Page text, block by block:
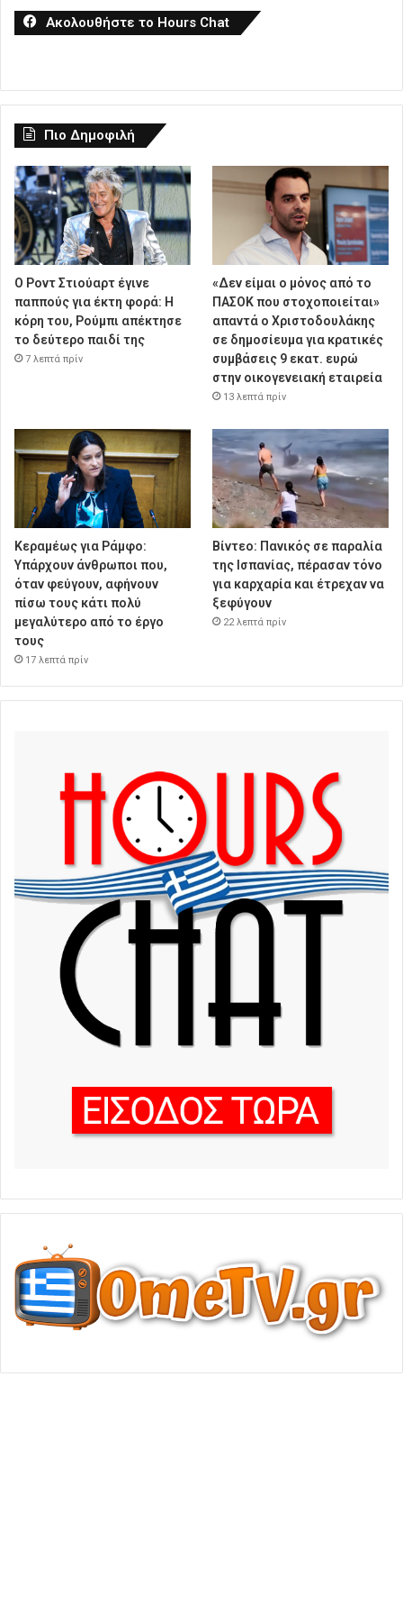
Ακολουθήστε το Hours Chat
Πιο Δημοφιλή
Ο Ροντ Στιούαρτ έγινε
παππούς για έκτη φορά: Η
κόρη του, Ρούμπι απέκτησε
το δεύτερο παιδί της
7 λεπτά πρίν
«Δεν είμαι ο μόνος από το
ΠΑΣΟΚ που στοχοποιείται»
απαντά ο Χριστοδουλάκης
σε δημοσίευμα για κρατικές
συμβάσεις 9 εκατ. ευρώ
στην οικογενειακή εταιρεία
13 λεπτά πρίν
Κεραμέως για Ράμφο:
Υπάρχουν άνθρωποι που,
όταν φεύγουν, αφήνουν
πίσω τους κάτι πολύ
μεγαλύτερο από το έργο
τους
17 λεπτά πρίν
Βίντεο: Πανικός σε παραλία
της Ισπανίας, πέρασαν τόνο
για καρχαρία και έτρεχαν να
ξεφύγουν
22 λεπτά πρίν